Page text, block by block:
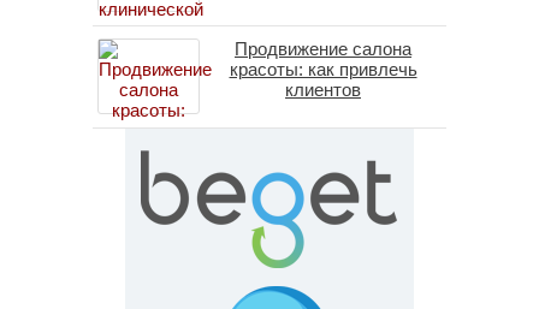
специалистов в 2026 году
Продвижение салона
красоты: как привлечь
клиентов